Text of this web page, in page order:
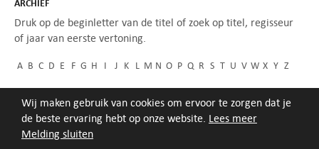
Melding sluiten
Wij maken gebruik van cookies om ervoor te zorgen dat je
de beste ervaring hebt op onze website. Lees meer
ARCHIEF
Druk op de beginletter van de titel of zoek op titel, regisseur
of jaar van eerste vertoning.
A B C D E F G H I J K L M N O P Q R S T U V W X Y Z